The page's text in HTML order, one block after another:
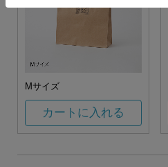
Mサイズ
カートに入れる